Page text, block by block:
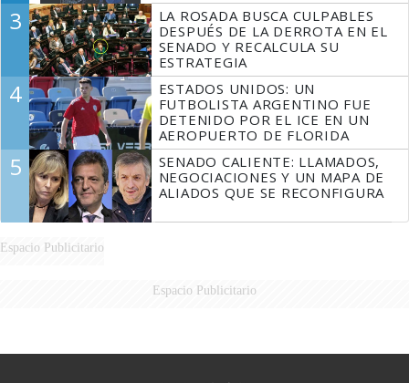
3
LA ROSADA BUSCA CULPABLES
DESPUÉS DE LA DERROTA EN EL
SENADO Y RECALCULA SU
ESTRATEGIA
4
ESTADOS UNIDOS: UN
FUTBOLISTA ARGENTINO FUE
DETENIDO POR EL ICE EN UN
AEROPUERTO DE FLORIDA
5
SENADO CALIENTE: LLAMADOS,
NEGOCIACIONES Y UN MAPA DE
ALIADOS QUE SE RECONFIGURA
Espacio Publicitario
Espacio Publicitario